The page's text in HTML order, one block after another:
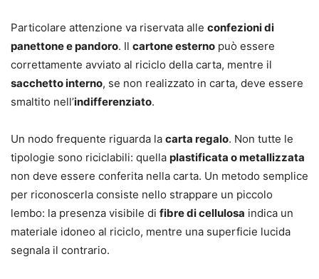
Particolare attenzione va riservata alle confezioni di
panettone e pandoro. Il cartone esterno può essere
correttamente avviato al riciclo della carta, mentre il
sacchetto interno, se non realizzato in carta, deve essere
smaltito nell’indifferenziato.
Un nodo frequente riguarda la carta regalo. Non tutte le
tipologie sono riciclabili: quella plastificata o metallizzata
non deve essere conferita nella carta. Un metodo semplice
per riconoscerla consiste nello strappare un piccolo
lembo: la presenza visibile di fibre di cellulosa indica un
materiale idoneo al riciclo, mentre una superficie lucida
segnala il contrario.